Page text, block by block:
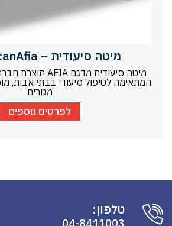
מיטה סיעודית – Lojer ScanAfia
המתאימה לטיפול סיעודי בבתי אבות,
מגורים
לפרטים נוספים
טלפון: